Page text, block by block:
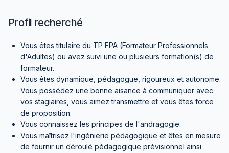
Profil recherché
Vous êtes titulaire du TP FPA (Formateur Professionnels
d'Adultes) ou avez suivi une ou plusieurs formation(s) de
formateur.
Vous êtes dynamique, pédagogue, rigoureux et autonome.
Vous possédez une bonne aisance à communiquer avec
vos stagiaires, vous aimez transmettre et vous êtes force
de proposition.
Vous connaissez les principes de l'andragogie.
Vous maîtrisez l'ingénierie pédagogique et êtes en mesure
de fournir un déroulé pédagogique prévisionnel ainsi